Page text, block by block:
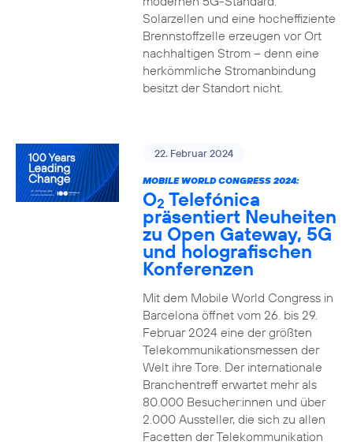
Solarzellen und eine hocheffiziente
Brennstoffzelle erzeugen vor Ort
nachhaltigen Strom – denn eine
herkömmliche Stromanbindung
besitzt der Standort nicht.
22. Februar 2024
MOBILE WORLD CONGRESS 2024:
O2 Telefónica
präsentiert Neuheiten
zu Open Gateway, 5G
und holografischen
Konferenzen
Mit dem Mobile World Congress in
Barcelona öffnet vom 26. bis 29.
Februar 2024 eine der größten
Telekommunikationsmessen der
Welt ihre Tore. Der internationale
Branchentreff erwartet mehr als
80.000 Besucher:innen und über
2.000 Aussteller, die sich zu allen
Facetten der Telekommunikation